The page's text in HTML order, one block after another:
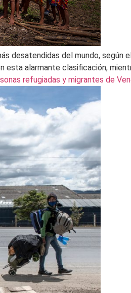
desatendidas del mundo, según
esta alarmante clasificación,
refugiadas y migrantes de